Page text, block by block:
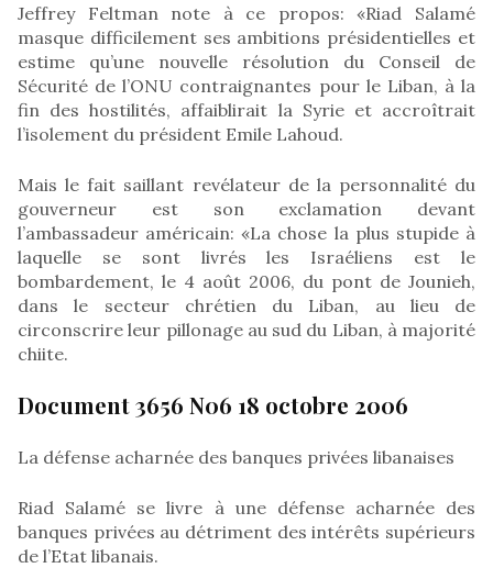
Jeffrey Feltman note à ce propos: «Riad Salamé
masque difficilement ses ambitions présidentielles et
estime qu’une nouvelle résolution du Conseil de
Sécurité de l’ONU contraignantes pour le Liban, à la
fin des hostilités, affaiblirait la Syrie et accroîtrait
l’isolement du président Emile Lahoud.
Mais le fait saillant revélateur de la personnalité du
gouverneur est son exclamation devant
l’ambassadeur américain: «La chose la plus stupide à
laquelle se sont livrés les Israéliens est le
bombardement, le 4 août 2006, du pont de Jounieh,
dans le secteur chrétien du Liban, au lieu de
circonscrire leur pillonage au sud du Liban, à majorité
chiite.
Document 3656 N06 18 octobre 2006
La défense acharnée des banques privées libanaises
Riad Salamé se livre à une défense acharnée des
banques privées au détriment des intérêts supérieurs
de l’Etat libanais.